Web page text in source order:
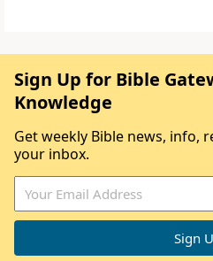
Sign Up for Bible
Knowledge
Get weekly Bible news, info,
your inbox.